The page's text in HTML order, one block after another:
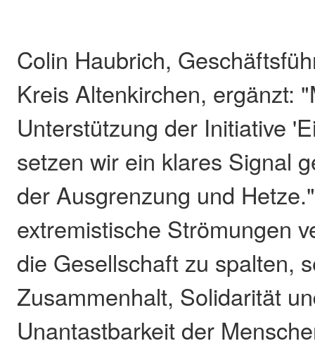
Colin Haubrich,
Kreis Altenkirchen, ergänzt:
Unterstützung der Initiative
setzen wir ein klares Signal
der Ausgrenzung und
extremistische Strömungen
die Gesellschaft zu spalten,
Zusammenhalt, Solidarität
Unantastbarkeit der